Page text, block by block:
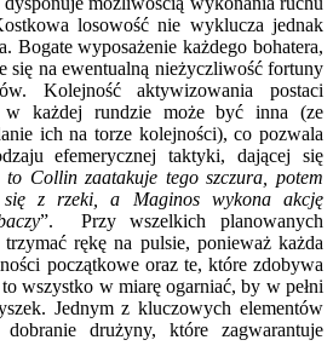
losowość nie wyklucza jednak
Bogate wyposażenie każdego bohatera,
się na ewentualną nieżyczliwość fortuny
Kolejność aktywizowania postaci
w każdej rundzie może być inna (ze
ich na torze kolejności), co pozwala
efemerycznej taktyki, dającej się
to Collin zaatakuje tego szczura, potem
z rzeki, a Maginos wykona akcję
”. Przy wszelkich planowanych
trzymać rękę na pulsie, ponieważ każda
początkowe oraz te, które zdobywa
wszystko w miarę ogarniać, by w pełni
Jednym z kluczowych elementów
drużyny, które zagwarantuje